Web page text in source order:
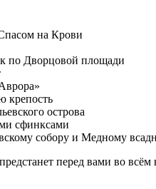
на Крови
по Дворцовой площади
крепость
острова
сфинксами
собору и Медному
перед вами во